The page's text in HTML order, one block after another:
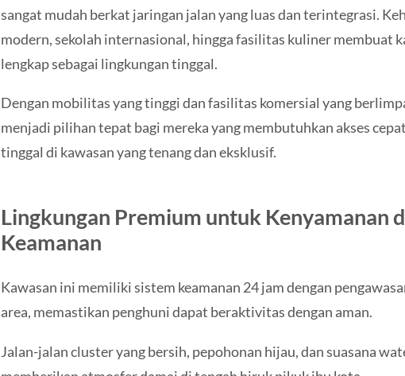
sangat mudah berkat jaringan jalan yang luas dan terintegrasi.
modern, sekolah internasional, hingga fasilitas kuliner membuat
lengkap sebagai lingkungan tinggal.
Dengan mobilitas yang tinggi dan fasilitas komersial yang
menjadi pilihan tepat bagi mereka yang membutuhkan akses
tinggal di kawasan yang tenang dan eksklusif.
Lingkungan Premium untuk Kenyamanan
Keamanan
Kawasan ini memiliki sistem keamanan 24 jam dengan
area, memastikan penghuni dapat beraktivitas dengan aman.
Jalan-jalan cluster yang bersih, pepohonan hijau, dan suasana